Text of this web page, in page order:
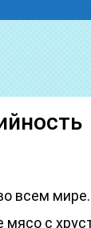
всем
с